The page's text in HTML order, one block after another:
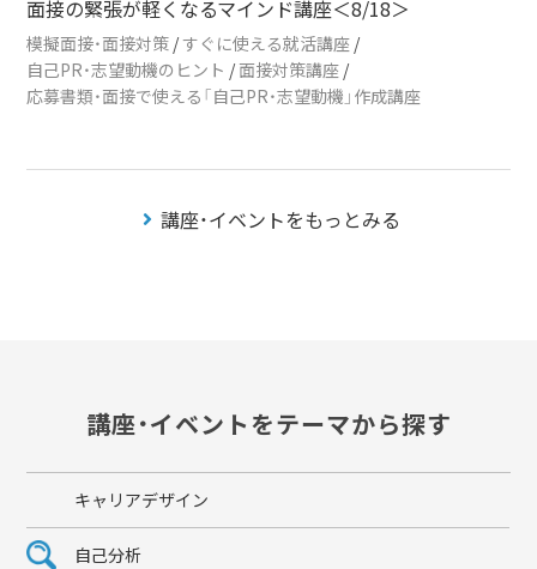
面接の緊張が軽くなるマインド講座＜8/18＞
模擬面接・面接対策 /すぐに使える就活講座 /
自己PR・志望動機のヒント /面接対策講座 /
応募書類・面接で使える「自己PR・志望動機」作成講座
講座・イベントをもっとみる
講座・イベントをテーマから探す
キャリアデザイン
自己分析